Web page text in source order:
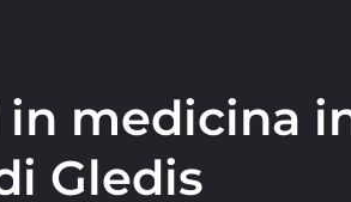
in medicina
Gledis